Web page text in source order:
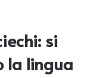
si
la lingua